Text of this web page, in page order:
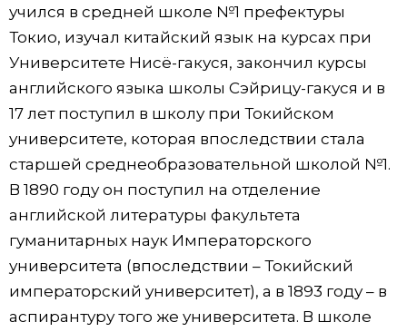
учился в средней школе №1 префектуры
Токио, изучал китайский язык на курсах при
Университете Нисё-гакуся, закончил курсы
английского языка школы Сэйрицу-гакуся и в
17 лет поступил в школу при Токийском
университете, которая впоследствии стала
старшей среднеобразовательной школой №1.
В 1890 году он поступил на отделение
английской литературы факультета
гуманитарных наук Императорского
университета (впоследствии – Токийский
императорский университет), а в 1893 году – в
аспирантуру того же университета. В школе